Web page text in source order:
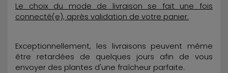
Le choix du mode de livraison se fait une fois
connecté(e), après validation de votre panier.
Exceptionnellement, les livraisons peuvent même
être retardées de quelques jours afin de vous
envoyer des plantes d'une fraîcheur parfaite.